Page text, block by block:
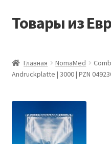
Перейти
Перейти
Товары из
Виды доставки
Заказать товары из Европы
Контакты
Главная NomaMed
Andruckplatte | 3000 | PZN